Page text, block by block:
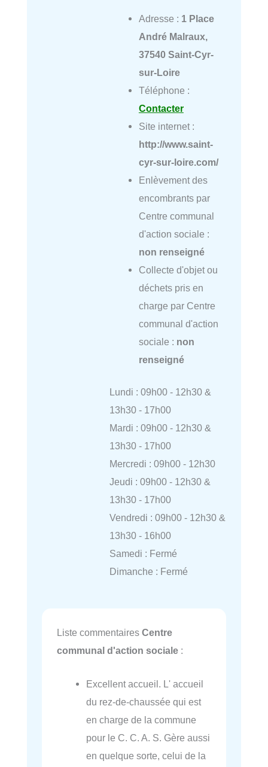
Adresse : 1 Place
André Malraux,
37540 Saint-Cyr-
sur-Loire
Téléphone :
Contacter
Site internet :
http://www.saint-
cyr-sur-loire.com/
Enlèvement des
encombrants par
Centre communal
d'action sociale :
non renseigné
Collecte d'objet ou
déchets pris en
charge par Centre
communal d'action
sociale : non
renseigné
Lundi : 09h00 - 12h30 &
13h30 - 17h00
Mardi : 09h00 - 12h30 &
13h30 - 17h00
Mercredi : 09h00 - 12h30
Jeudi : 09h00 - 12h30 &
13h30 - 17h00
Vendredi : 09h00 - 12h30 &
13h30 - 16h00
Samedi : Fermé
Dimanche : Fermé
Liste commentaires Centre
communal d'action sociale :
Excellent accueil. L' accueil
du rez-de-chaussée qui est
en charge de la commune
pour le C. C. A. S. Gère aussi
en quelque sorte, celui de la